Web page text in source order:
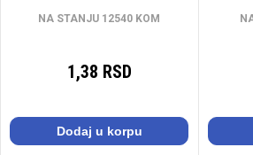
NA STANJU 12540 KOM
1,38 RSD
Dodaj u korpu